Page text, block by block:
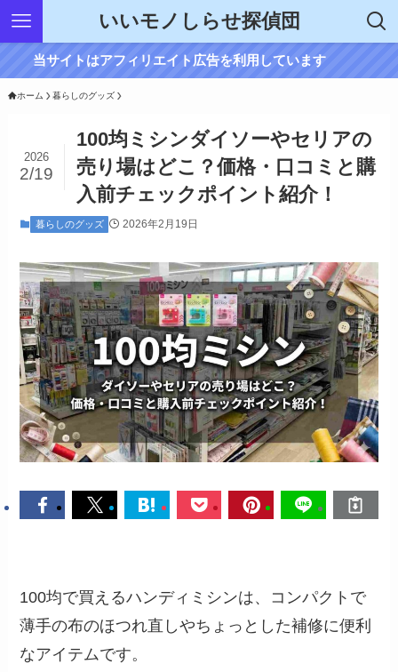
いいモノしらせ探偵団
当サイトはアフィリエイト広告を利用しています
ホーム 暮らしのグッズ
100均ミシンダイソーやセリアの
売り場はどこ？価格・口コミと購
入前チェックポイント紹介！
2026
2/19
暮らしのグッズ 2026年2月19日
100均で買えるハンディミシンは、コンパクトで
薄手の布のほつれ直しやちょっとした補修に便利
なアイテムです。